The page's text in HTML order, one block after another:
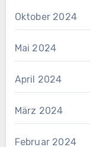
Oktober 2024
Mai 2024
April 2024
März 2024
Februar 2024